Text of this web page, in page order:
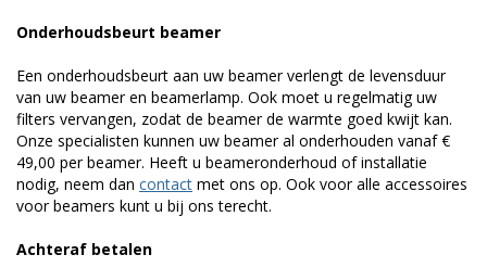
Onderhoudsbeurt beamer
Een onderhoudsbeurt aan uw beamer verlengt de levensduur
van uw beamer en beamerlamp. Ook moet u regelmatig uw
filters vervangen, zodat de beamer de warmte goed kwijt kan.
Onze specialisten kunnen uw beamer al onderhouden vanaf €
49,00 per beamer. Heeft u beameronderhoud of installatie
nodig, neem dan contact met ons op. Ook voor alle accessoires
voor beamers kunt u bij ons terecht.
Achteraf betalen